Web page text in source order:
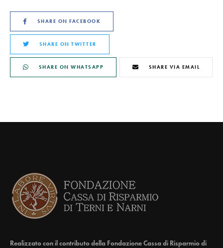
SHARE ON FACEBOOK
SHARE ON TWITTER
SHARE ON WHATSAPP SHARE VIA EMAIL
Realizzato con il contributo della Fondazione Cassa di Risparmio di